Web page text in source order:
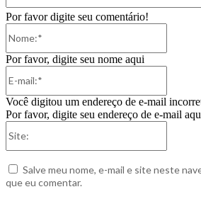
Por favor digite seu comentário!
Por favor, digite seu nome aqui
Você digitou um endereço de e-mail
Por favor, digite seu endereço de e-mail
Salve meu nome, e-mail e site neste
que eu comentar.